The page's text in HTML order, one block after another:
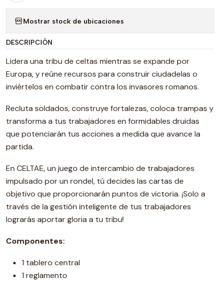
Mostrar stock de ubicaciones
DESCRIPCIÓN
Lidera una tribu de celtas mientras se expande por
Europa, y reúne recursos para construir ciudadelas o
inviértelos en combatir contra los invasores romanos.
Recluta soldados, construye fortalezas, coloca trampas y
transforma a tus trabajadores en formidables druidas
que potenciarán tus acciones a medida que avance la
partida.
En CELTAE, un juego de intercambio de trabajadores
impulsado por un rondel, tú decides las cartas de
objetivo que proporcionarán puntos de victoria. ¡Solo a
través de la gestión inteligente de tus trabajadores
lograrás aportar gloria a tu tribu!
Componentes:
1 tablero central
1 reglamento